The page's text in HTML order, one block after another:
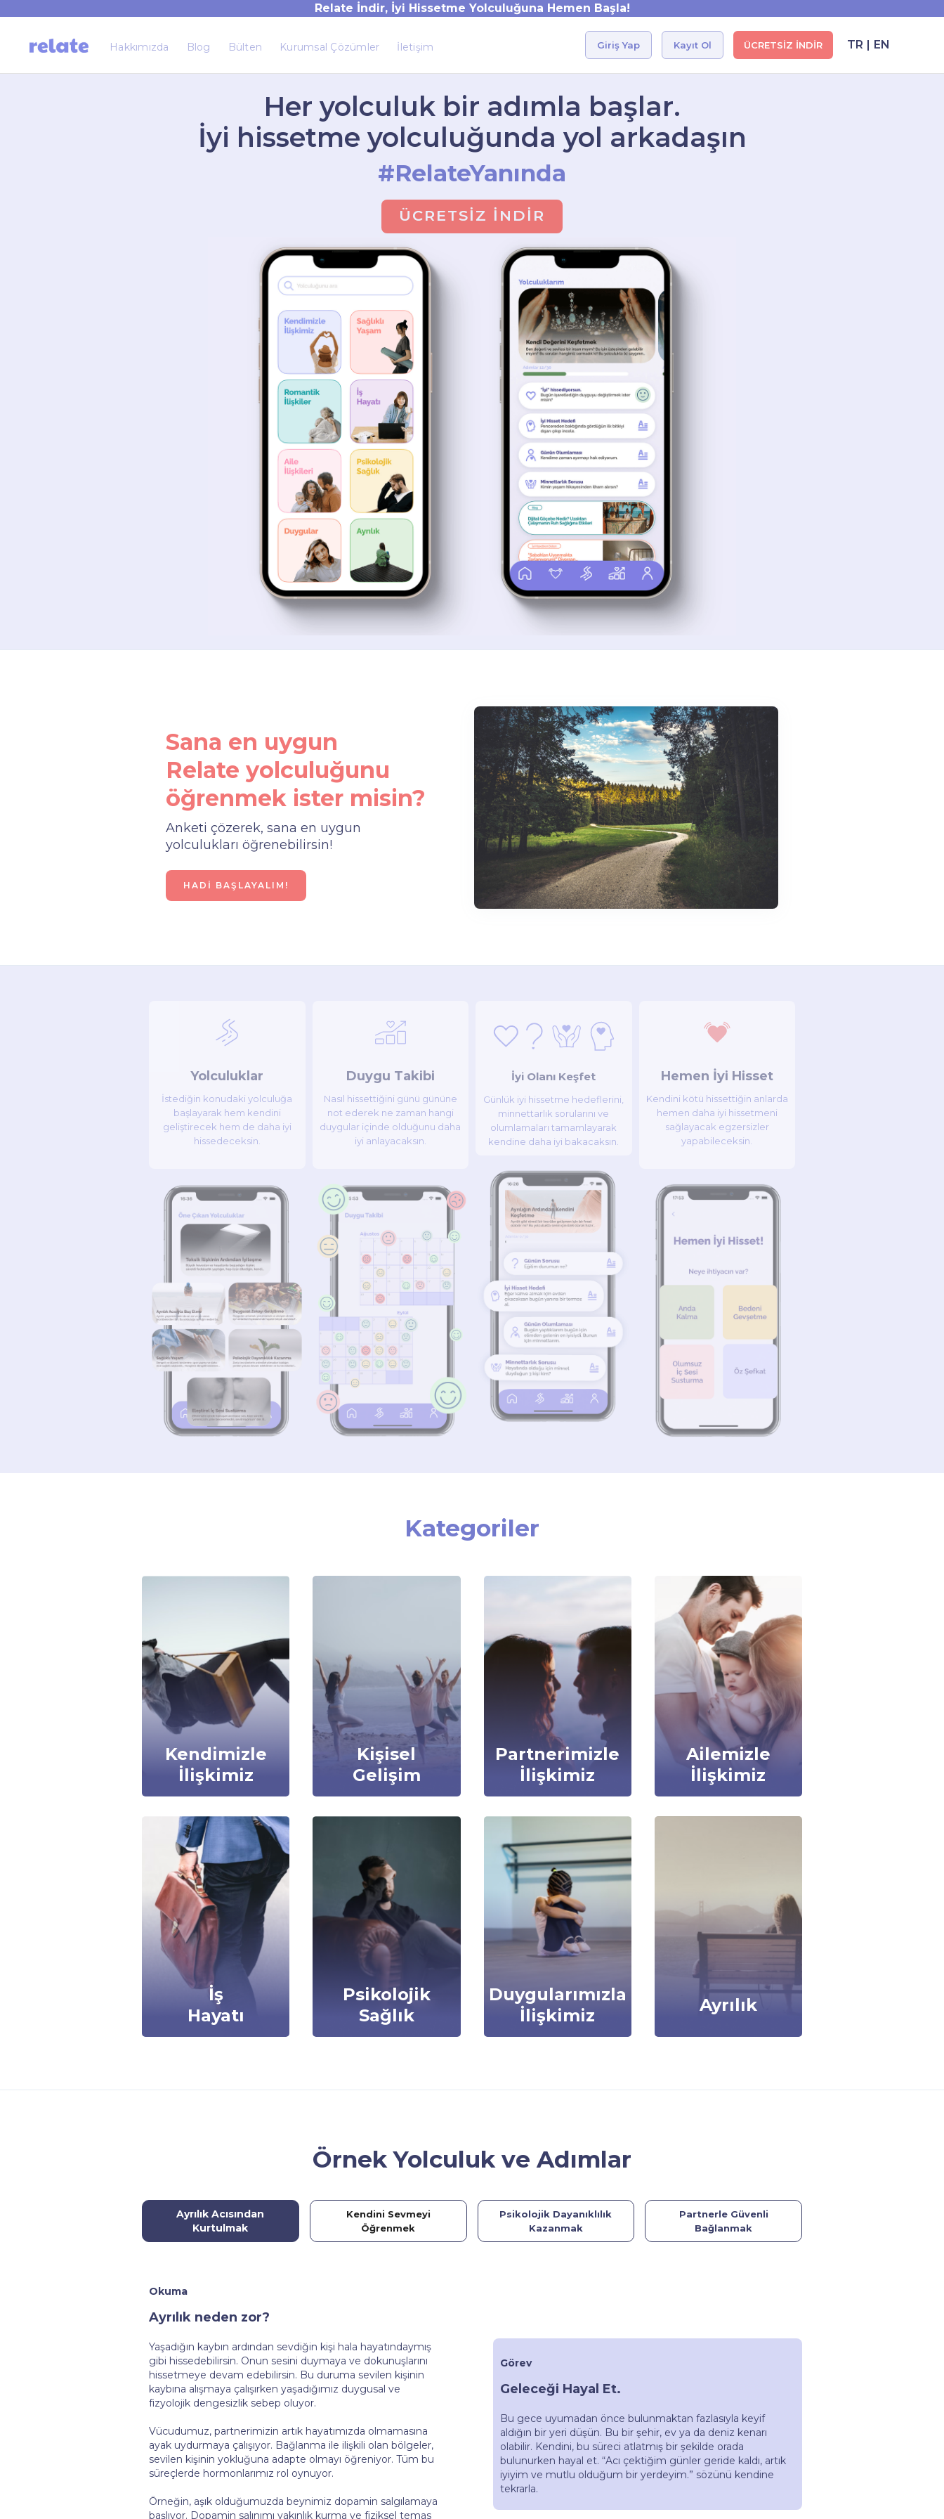
Relate İndir, İyi Hissetme Yolculuğuna Hemen Başla!
Hakkımızda Blog Bülten Kurumsal Çözümler İletişim Giriş Yap Kayıt Ol ÜCRETSİZ İNDİR TR | EN
Her yolculuk bir adımla başlar.
İyi hissetme yolculuğunda yol arkadaşın
#RelateYanında
ÜCRETSİZ İNDİR
Sana en uygun
Relate yolculuğunu
öğrenmek ister misin?
Anketi çözerek, sana en uygun
yolculukları öğrenebilirsin!
HADİ BAŞLAYALIM!
Yolculuklar
İstediğin konudaki yolculuğa
başlayarak hem kendini
geliştirecek hem de daha iyi
hissedeceksin.
Duygu Takibi
Nasıl hissettiğini günü gününe
not ederek ne zaman hangi
duygular içinde olduğunu daha
iyi anlayacaksın.
İyi Olanı Keşfet
Günlük iyi hissetme hedeflerini,
minnettarlık sorularını ve
olumlamaları tamamlayarak
kendine daha iyi bakacaksın.
Hemen İyi Hisset
Kendini kötü hissettiğin anlarda
hemen daha iyi hissetmeni
sağlayacak egzersizler
yapabileceksin.
Kategoriler
Kendimizle
İlişkimiz
Kişisel
Gelişim
Partnerimizle
İlişkimiz
Ailemizle
İlişkimiz
İş
Hayatı
Psikolojik
Sağlık
Duygularımızla
İlişkimiz
Ayrılık
Örnek Yolculuk ve Adımlar
Ayrılık Acısından
Kurtulmak
Kendini Sevmeyi
Öğrenmek
Psikolojik Dayanıklılık
Kazanmak
Partnerle Güvenli
Bağlanmak
Okuma
Ayrılık neden zor?
Yaşadığın kaybın ardından sevdiğin kişi hala hayatındaymış
gibi hissedebilirsin. Onun sesini duymaya ve dokunuşlarını
hissetmeye devam edebilirsin. Bu duruma sevilen kişinin
kaybına alışmaya çalışırken yaşadığımız duygusal ve
fizyolojik dengesizlik sebep oluyor.
Vücudumuz, partnerimizin artık hayatımızda olmamasına
ayak uydurmaya çalışıyor. Bağlanma ile ilişkili olan bölgeler,
sevilen kişinin yokluğuna adapte olmayı öğreniyor. Tüm bu
süreçlerde hormonlarımız rol oynuyor.
Örneğin, aşık olduğumuzda beynimiz dopamin salgılamaya
başlıyor. Dopamin salınımı yakınlık kurma ve fiziksel temas
Görev
Geleceği Hayal Et.
Bu gece uyumadan önce bulunmaktan fazlasıyla keyif
aldığın bir yeri düşün. Bu bir şehir, ev ya da deniz kenarı
olabilir. Kendini, bu süreci atlatmış bir şekilde orada
bulunurken hayal et. “Acı çektiğim günler geride kaldı, artık
iyiyim ve mutlu olduğum bir yerdeyim.” sözünü kendine
tekrarla.